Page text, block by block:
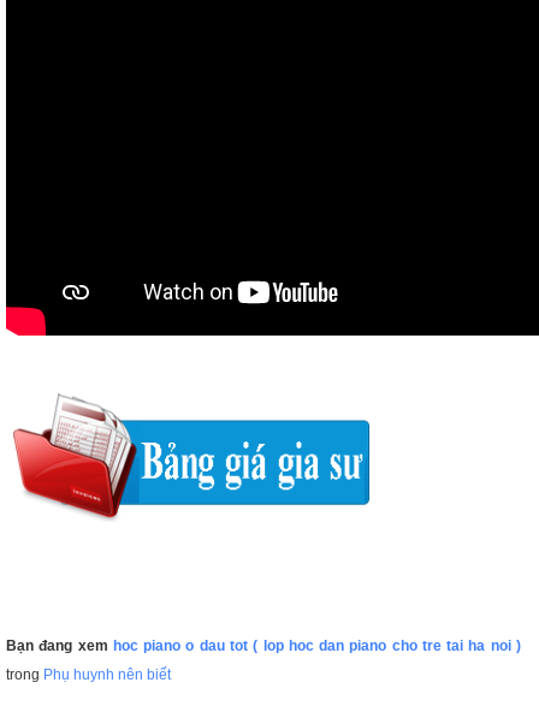
Bạn đang xem hoc piano o dau tot ( lop hoc dan piano cho tre tai ha noi )
trong Phụ huynh nên biết